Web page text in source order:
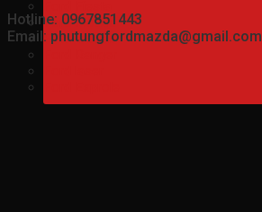
Ford Modeo
Ford Transit
Hotline: 0967851443
Email: phutungfordmazda@gmail.com